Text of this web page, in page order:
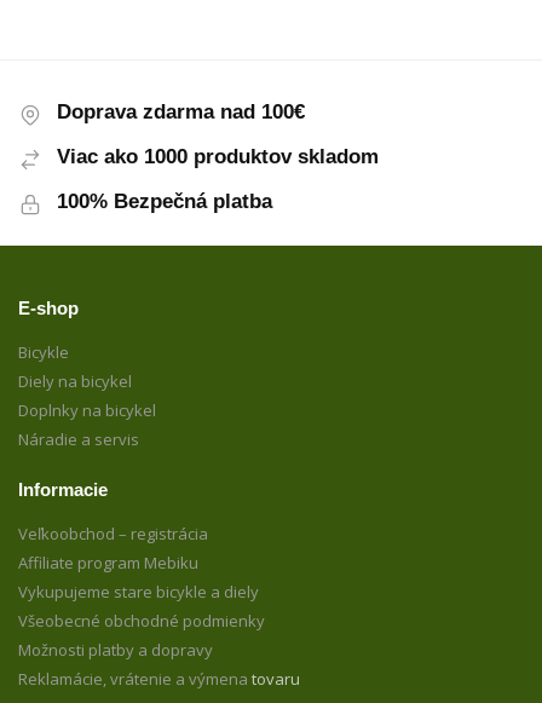
Doprava zdarma nad 100€
Viac ako 1000 produktov skladom
100% Bezpečná platba
E-shop
Bicykle
Diely na bicykel
Doplnky na bicykel
Náradie a servis
Informacie
Veľkoobchod – registrácia
Affiliate program Mebiku
Vykupujeme stare bicykle a diely
Všeobecné obchodné podmienky
Možnosti platby a dopravy
Reklamácie, vrátenie a výmena tovaru